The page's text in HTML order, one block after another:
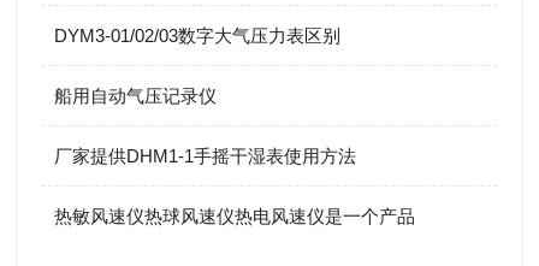
DYM3-01/02/03数字大气压力表区别
船用自动气压记录仪
厂家提供DHM1-1手摇干湿表使用方法
热敏风速仪热球风速仪热电风速仪是一个产品